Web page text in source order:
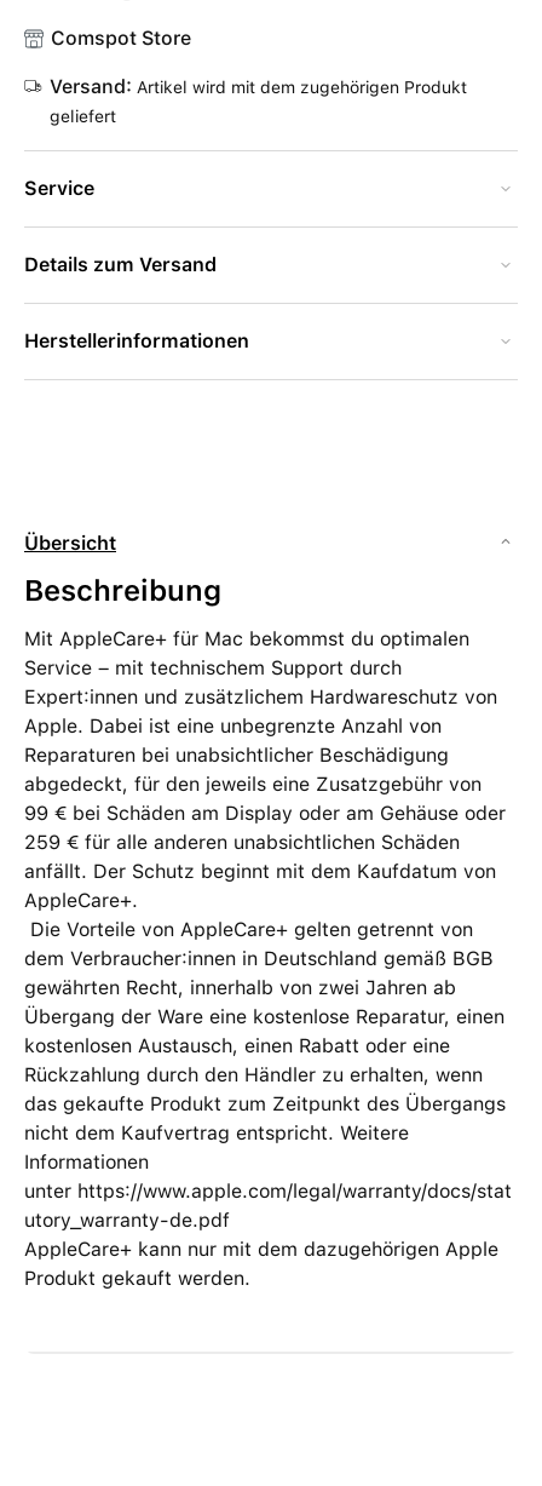
Comspot Store
Versand:Artikel wird mit dem zugehörigen Produkt
geliefert
Service
Details zum Versand
Herstellerinformationen
Übersicht
Beschreibung
Mit AppleCare+ für Mac bekommst du optimalen
Service – mit technischem Support durch
Expert:innen und zusätzlichem Hardware­schutz von
Apple. Dabei ist eine unbegrenzte Anzahl von
Reparaturen bei unab­sichtlicher Beschädigung
abgedeckt, für den jeweils eine Zusatzgebühr von
99 € bei Schäden am Display oder am Gehäuse oder
259 € für alle anderen unab­sichtlichen Schäden
anfällt. Der Schutz beginnt mit dem Kaufdatum von
AppleCare+.
Die Vorteile von AppleCare+ gelten getrennt von
dem Verbraucher:innen in Deutschland gemäß BGB
gewährten Recht, innerhalb von zwei Jahren ab
Übergang der Ware eine kostenlose Reparatur, einen
kostenlosen Austausch, einen Rabatt oder eine
Rückzahlung durch den Händler zu erhalten, wenn
das gekaufte Produkt zum Zeitpunkt des Übergangs
nicht dem Kaufvertrag entspricht. Weitere
Informationen
unter https://www.apple.com/legal/warranty/docs/stat
utory_warranty-de.pdf
AppleCare+ kann nur mit dem dazugehörigen Apple
Produkt gekauft werden.